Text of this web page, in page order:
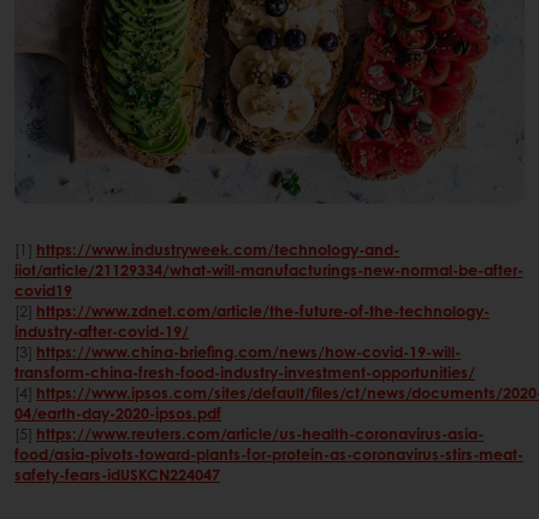
[1] https://www.industryweek.com/technology-and-
iiot/article/21129334/what-will-manufacturings-new-normal-be-after-
covid19
[2] https://www.zdnet.com/article/the-future-of-the-technology-
industry-after-covid-19/
[3] https://www.china-briefing.com/news/how-covid-19-will-
transform-china-fresh-food-industry-investment-opportunities/
[4] https://www.ipsos.com/sites/default/files/ct/news/documents/
04/earth-day-2020-ipsos.pdf
[5] https://www.reuters.com/article/us-health-coronavirus-asia-
food/asia-pivots-toward-plants-for-protein-as-coronavirus-stirs-meat-
safety-fears-idUSKCN224047